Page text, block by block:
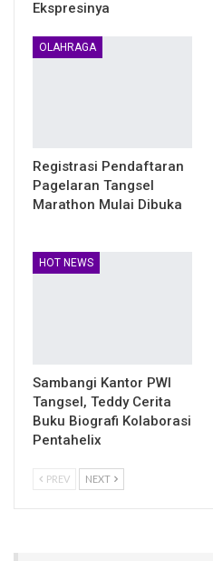
Ekspresinya
OLAHRAGA
Registrasi Pendaftaran
Pagelaran Tangsel
Marathon Mulai Dibuka
HOT NEWS
Sambangi Kantor PWI
Tangsel, Teddy Cerita
Buku Biografi Kolaborasi
Pentahelix
PREV NEXT